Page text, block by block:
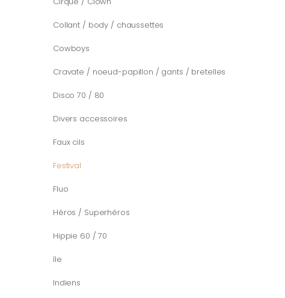
Collant / body / chaussettes
Cowboys
Cravate / noeud-papillon / gants / bretelles
Disco 70 / 80
Divers accessoires
Faux cils
Festival
Fluo
Héros / Superhéros
Hippie 60 / 70
île
Indiens